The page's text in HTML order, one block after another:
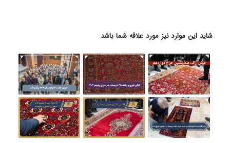
شاید این موارد نیز مورد علاقه شما باشد